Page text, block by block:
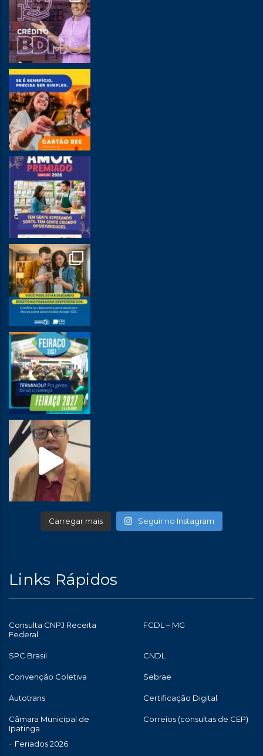
Carregar mais Seguir no Instagram
Links Rápidos
Consulta CNPJ Receita
Federal
FCDL – MG
SPC Brasil CNDL
Convenção Coletiva Sebrae
Autotrans Certificação Digital
Câmara Municipal de
Ipatinga
Feriados 2026
Correios (consultas de CEP)